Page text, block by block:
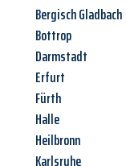
Bergisch Gladbach
Bottrop
Darmstadt
Erfurt
Fürth
Halle
Heilbronn
Karlsruhe